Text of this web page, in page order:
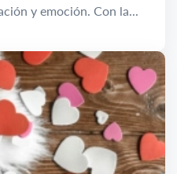
y emoción. Con la...